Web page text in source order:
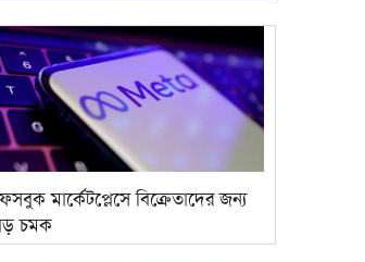
মার্কেটপ্লেসে বিক্রেতাদের জন্য
চমক